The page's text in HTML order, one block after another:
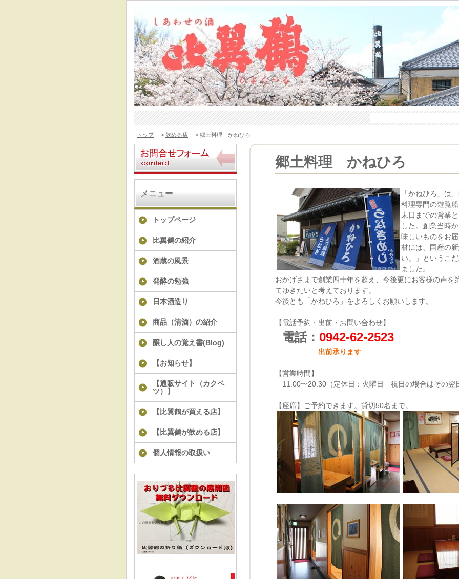
トップ > 飲める店 > 郷土料理 かねひろ
メニュー
トップページ
比翼鶴の紹介
酒蔵の風景
発酵の勉強
日本酒造り
商品（清酒）の紹介
醸し人の覚え書(Blog)
【お知らせ】
【通販サイト（カクベ
ツ）】
【比翼鶴が買える店】
【比翼鶴が飲める店】
個人情報の取扱い
郷土料理 かねひろ
「かねひろ」は
料理専門の遊覧
末日までの営業
した。創業当時
味しいものをお
材には、国産の
い。」というこ
ました。
おかげさまで創業四十年を超え、今後更にお客様の声を
てゆきたいと考えております。
今後とも「かねひろ」をよろしくお願いします。
【電話予約・出前・お問い合わせ】
電話： 0942-62-2523
出前承ります
【営業時間】
11:00〜20:30（定休日：火曜日 祝日の場合はその翌
【座席】ご予約できます。貸切50名まで。